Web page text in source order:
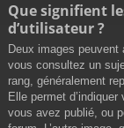
Que signifient
d’utilisateur ?
Deux images peuvent
vous consultez un
rang, généralement
Elle permet
vous avez publié, ou